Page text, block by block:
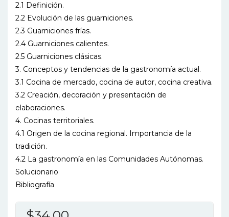
2.1 Definición.
2.2 Evolución de las guarniciones.
2.3 Guarniciones frías.
2.4 Guarniciones calientes.
2.5 Guarniciones clásicas.
3. Conceptos y tendencias de la gastronomía actual.
3.1 Cocina de mercado, cocina de autor, cocina creativa.
3.2 Creación, decoración y presentación de
elaboraciones.
4. Cocinas territoriales.
4.1 Origen de la cocina regional. Importancia de la
tradición.
4.2 La gastronomía en las Comunidades Autónomas.
Solucionario
Bibliografía